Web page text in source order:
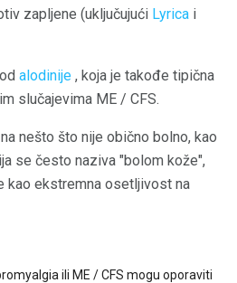
zapljene (uključujući Lyrica i
alodinije , koja je takođe tipična
slučajevima ME / CFS.
nešto što nije obično bolno, kao
se često naziva "bolom kože",
kao ekstremna osetljivost na
ili ME / CFS mogu oporaviti